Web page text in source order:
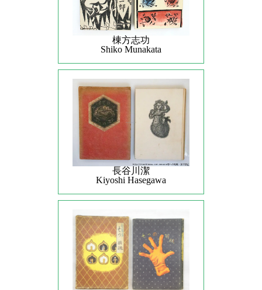
棟方志功
Shiko Munakata
長谷川潔
Kiyoshi Hasegawa